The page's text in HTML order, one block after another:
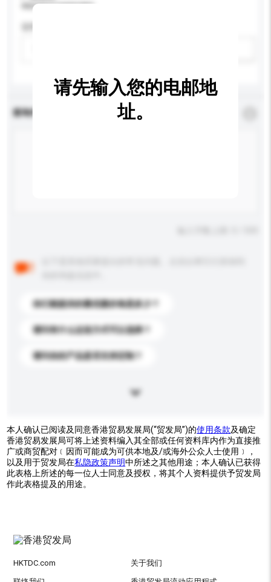
请提供您对产品的特定要求。
查询内容
你们能提供的最优惠价格是多少？
请问有什么运送方式可以选择？
请问你的产品是否支持定制？
请先输入您的电邮地
址。
本人确认已阅读及同意香港贸易发展局(“贸发局”)的使用条款及确定
香港贸易发展局可将上述资料编入其全部或任何资料库内作为直接推
广或商贸配对﹝因而可能成为可供本地及/或海外公众人士使用﹞，
以及用于贸发局在私隐政策声明中所述之其他用途；本人确认已获得
此表格上所述的每一位人士同意及授权，将其个人资料提供予贸发局
作此表格提及的用途。
HKTDC.com 关于我们